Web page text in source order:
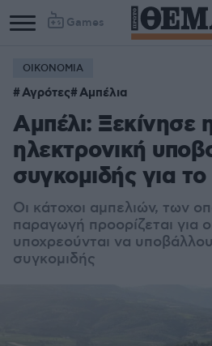
Games
ΟΙΚΟΝΟΜΙΑ
Αγρότες Αμπέλια
Αμπέλι: Ξεκίνησε
ηλεκτρονική
συγκομιδής για
Οι κάτοχοι αμπελιών, των
παραγωγή προορίζεται για
υποχρεούνται να
συγκομιδής